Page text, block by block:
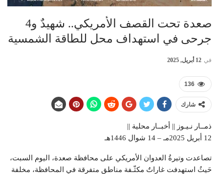
صعدة تحت القصف الأمريكي.. شهيدٌ و4
جرحى في استهداف محل للطاقة الشمسية
في 12 أبريل, 2025
136
شارك
ذمــار نـيـوز || أخبــار محلية ||
12 أبريل 2025مـ – 14 شوال 1446هـ
تصاعدت وتيرةُ العدوان الأمريكي على محافظة صعدة، اليوم السبت،
حَيثُ استهدفت غاراتٌ مكثّـفة مناطق متفرقة في المحافظة، مخلفة